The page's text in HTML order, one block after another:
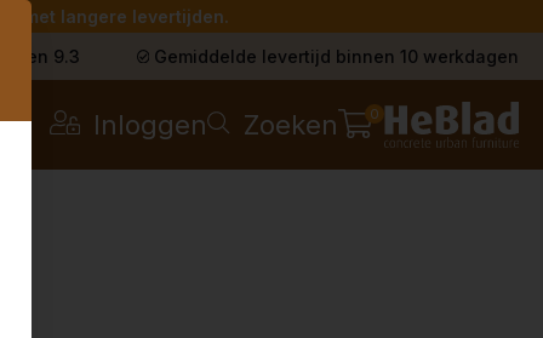
met langere levertijden.
een 9.3 Gemiddelde levertijd binnen 10 werkdagen
Inloggen Zoeken 0